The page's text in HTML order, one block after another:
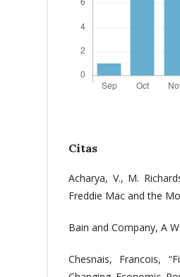
Citas
Acharya, V., M.
Freddie Mac and the
Bain and Company, A
Chesnais, Francois,